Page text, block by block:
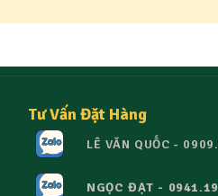
Tư Vấn Đặt Hàng
LÊ VĂN QUỐC -
NGỌC ĐẠT -